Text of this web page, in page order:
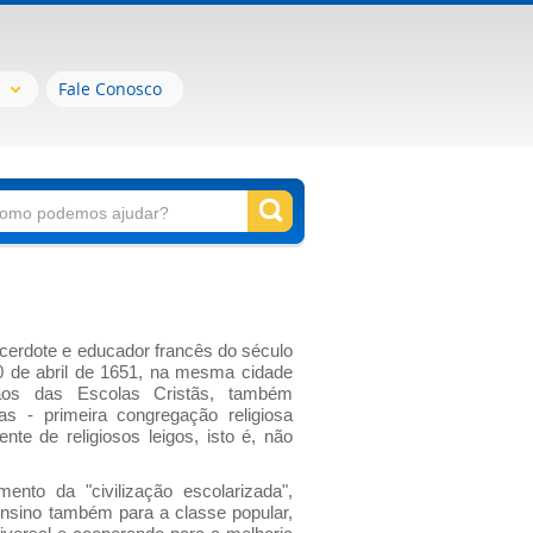
Fale Conosco
e educador francês do século
abril de 1651, na mesma cidade
das Escolas Cristãs, também
- primeira congregação religiosa
de religiosos leigos, isto é, não
da "civilização escolarizada",
também para a classe popular,